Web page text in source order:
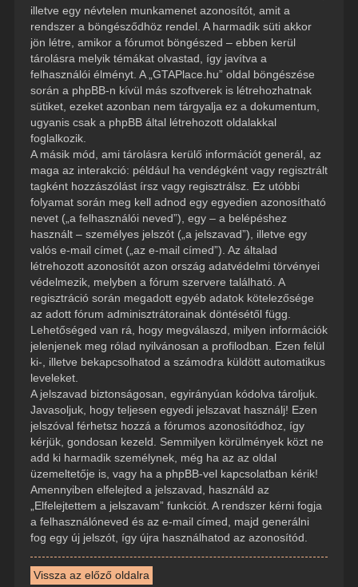
illetve egy névtelen munkamenet azonosítót, amit a
rendszer a böngésződhöz rendel. A harmadik süti akkor
jön létre, amikor a fórumot böngészed – ebben kerül
tárolásra melyik témákat olvastad, így javítva a
felhasználói élményt. A „GTAPlace.hu” oldal böngészése
során a phpBB-n kívül más szoftverek is létrehozhatnak
sütiket, ezeket azonban nem tárgyalja ez a dokumentum,
ugyanis csak a phpBB által létrehozott oldalakkal
foglalkozik.
A másik mód, ami tárolásra kerülő információt generál, az
maga az interakció: például ha vendégként vagy regisztrált
tagként hozzászólást írsz vagy regisztrálsz. Ez utóbbi
folyamat során meg kell adnod egy egyedien azonosítható
nevet („a felhasználói neved”), egy – a belépéshez
használt – személyes jelszót („a jelszavad”), illetve egy
valós e-mail címet („az e-mail címed”). Az általad
létrehozott azonosítót azon ország adatvédelmi törvényei
védelmezik, melyben a fórum szervere található. A
regisztráció során megadott egyéb adatok kötelezősége
az adott fórum adminisztrátorainak döntésétől függ.
Lehetőséged van rá, hogy megválaszd, milyen információk
jelenjenek meg rólad nyilvánosan a profilodban. Ezen felül
ki-, illetve bekapcsolhatod a számodra küldött automatikus
leveleket.
A jelszavad biztonságosan, egyirányúan kódolva tároljuk.
Javasoljuk, hogy teljesen egyedi jelszavat használj! Ezen
jelszóval férhetsz hozzá a fórumos azonosítódhoz, így
kérjük, gondosan kezeld. Semmilyen körülmények közt ne
add ki harmadik személynek, még ha az az oldal
üzemeltetője is, vagy ha a phpBB-vel kapcsolatban kérik!
Amennyiben elfelejted a jelszavad, használd az
„Elfelejtettem a jelszavam” funkciót. A rendszer kérni fogja
a felhasználóneved és az e-mail címed, majd generálni
fog egy új jelszót, így újra használhatod az azonosítód.
Vissza az előző oldalra